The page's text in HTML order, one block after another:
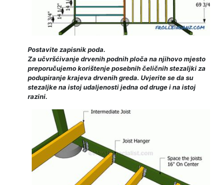
Postavite zapisnik poda.
Za učvršćivanje drvenih podnih ploča na njihovo mjesto
preporučujemo korištenje posebnih čeličnih stezaljki za
podupiranje krajeva drvenih greda. Uvjerite se da su
stezaljke na istoj udaljenosti jedna od druge i na istoj
razini.